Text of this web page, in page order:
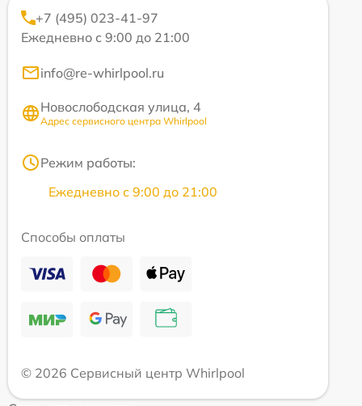
+7 (495) 023-41-97
Ежедневно с 9:00 до 21:00
info@re-whirlpool.ru
Новослободская улица, 4
Адрес сервисного центра Whirlpool
Режим работы:
Ежедневно с 9:00 до 21:00
Способы оплаты
© 2026 Сервисный центр Whirlpool